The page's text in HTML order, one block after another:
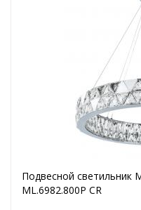
Подвесной светильник
ML.6982.800P CR